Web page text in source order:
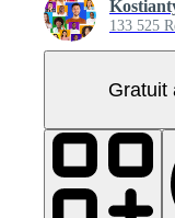
133 525
Gratuit